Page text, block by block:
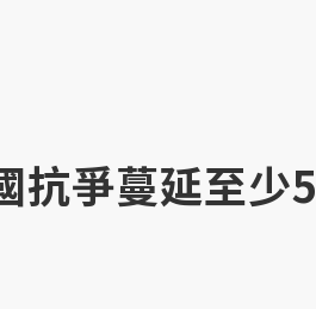
抗爭蔓延至